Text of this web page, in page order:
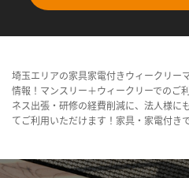
埼玉エリアの家具家電付きウィークリー
情報！マンスリー＋ウィークリーでのご
ネス出張・研修の経費削減に、法人様に
てご利用いただけます！家具・家電付き